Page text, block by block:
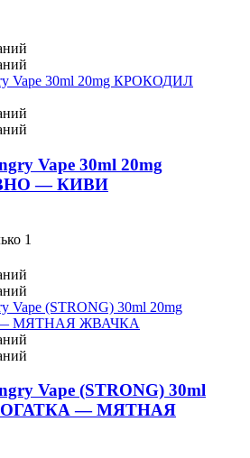
Vape 30ml 20mg
— КИВИ
1
Vape (STRONG) 30ml
— МЯТНАЯ